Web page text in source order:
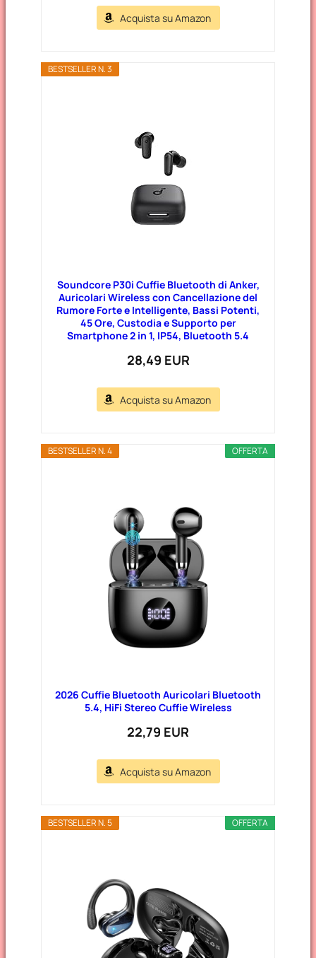
Acquista su Amazon
BESTSELLER N. 3
Soundcore P30i Cuffie Bluetooth di Anker,
Auricolari Wireless con Cancellazione del
Rumore Forte e Intelligente, Bassi Potenti,
45 Ore, Custodia e Supporto per
Smartphone 2 in 1, IP54, Bluetooth 5.4
28,49 EUR
Acquista su Amazon
OFFERTA
BESTSELLER N. 4
2026 Cuffie Bluetooth Auricolari Bluetooth
5.4, HiFi Stereo Cuffie Wireless
22,79 EUR
Acquista su Amazon
OFFERTA
BESTSELLER N. 5